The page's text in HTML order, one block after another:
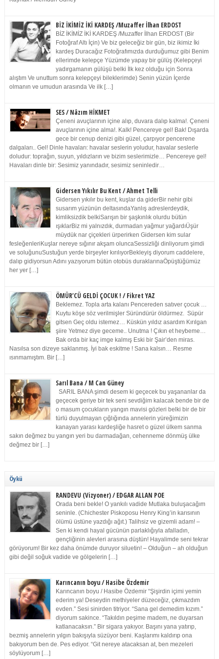
BİZ İKİMİZ İKİ KARDEŞ /Muzaffer İlhan ERDOST
BİZ İKİMİZ İKİ KARDEŞ /Muzaffer İlhan ERDOST (Bir
Fotoğraf Altı İçin) Ve biz geleceğiz bir gün, biz ikimiz İki
kardeş Duracağız Fotoğrafımızda durduğumuz gibi Benim
ellerimde kelepçe Yüzümde yapay bir gülüş (Kelepçeyi
yadırgamanın gülüşü belki İlk kez olduğu için Sonra
alıştım Ve unuttum sonra kelepçeyi bileklerimde) Senin yüzün İçerde
olmanın ve umudun arasında Ve ilk […]
SES / Nâzım HİKMET
Çeneni avuçlarının içine alıp, duvara dalıp kalma!. Çeneni
avuçlarının içine alma!. Kalk! Pencereye gel! Bak! Dışarda
gece bir cenup denizi gibi güzel, çarpıyor pencerene
dalgaları.. Gel! Dinle havaları: havalar seslerin yoludur, havalar seslerle
doludur: toprağın, suyun, yıldızların ve bizim seslerimizle… Pencereye gel!
Havaları dinle bir: Sesimiz yanındadır, sesimiz seninledir…
Gidersen Yıkılır Bu Kent / Ahmet Telli
Gidersen yıkılır bu kent, kuşlar da giderBir nehir gibi
susarım yüzünün deltasındaYanlış adreslerdeydik,
kimliksizdik belkiSarışın bir şaşkınlık olurdu bütün
ışıklarBiz mi yalnızdık, durmadan yağmur yağardıÜşür
müydük nar çiçekleri ürperirken Gidersen kim sular
fesleğenleriKuşlar nereye sığınır akşam oluncaSessizliği dinliyorum şimdi
ve soluğunuSustuğun yerde birşeyler kırılıyorBekleyiş diyorum caddelere,
dalıp gidiyorsun Adını yazıyorum bütün otobüs duraklarınaÖpüştüğümüz
her yer […]
ÖMÜR’CÜ GELDİ ÇOCUK ! / Fikret YAZ
Beklemez. Topla arta kalanı Pencereden satıver çocuk …
Kuytu köşe söz verilmişler Süründürür öldürmez. Süpür
gitsen Geç oldu istemez… Küskün yıldız asardım Kırılgan
şiire Yetmez diye geceme.. Unutma ! Çıkın et heybeme…
Bak orda bir kaç imge kalmış Eski bir Şair’den miras.
Nasılsa son dizeye saklanmış. İyi bak eskitme ! Sana kalsın… Resme
ısınmamıştım. Bir […]
Sarıl Bana / M Can Güney
SARIL BANA şimdi desem ki geçecek bu yaşananlar da
geçecek geriye bir tek seni sevdiğim kalacak bende bir de
o masum çocukların yangın mavisi gözleri belki bir de bir
türlü duyulmayan çığlığında annelerin yüreğimizin
kanayan yarası kardeşliğe hasret o güzel ülkem sanma
sakın değmez bu yangın yeri bu darmadağan, cehenneme dönmüş ülke
değmez bir […]
Öykü
RANDEVU (Vizyoner) / EDGAR ALLAN POE
Orada beni bekle! O yankılı vadide Mutlaka buluşacağım
seninle. (Chichester Piskoposu Henry King’in karısının
ölümü üstüne yazdığı ağıt.) Talihsiz ve gizemli adam! –
Sen ki kendi hayal gücünün parlaklığıyla afalladın,
gençliğinin alevleri arasına düştün! Hayalimde seni tekrar
görüyorum! Bir kez daha önümde duruyor siluetin! – Olduğun – ah olduğun
gibi değil soğuk vadide ve gölgelerin […]
Karıncanın boyu / Hasibe Özdemir
Karıncanın boyu / Hasibe Özdemir “Şişirdin içimi yemin
ederim ya! Deseydin methiyeler düzeceğiz, çıkmazdım
evden.” Sesi sinirden titriyor. “Sana gel demedim kızım.”
diyorum sakince. “Takıldın peşime madem, ne duyarsan
katlanacaksın.” Bir sigara yakıyor. Başını yana yatırıp,
bezmiş annelerin yılgın bakışıyla süzüyor beni. Kaşlarımı kaldırıp ona
bakıyorum ben de. Pes ediyor. “Git nereye atacaksan at, ben mezeleri
söylüyorum […]